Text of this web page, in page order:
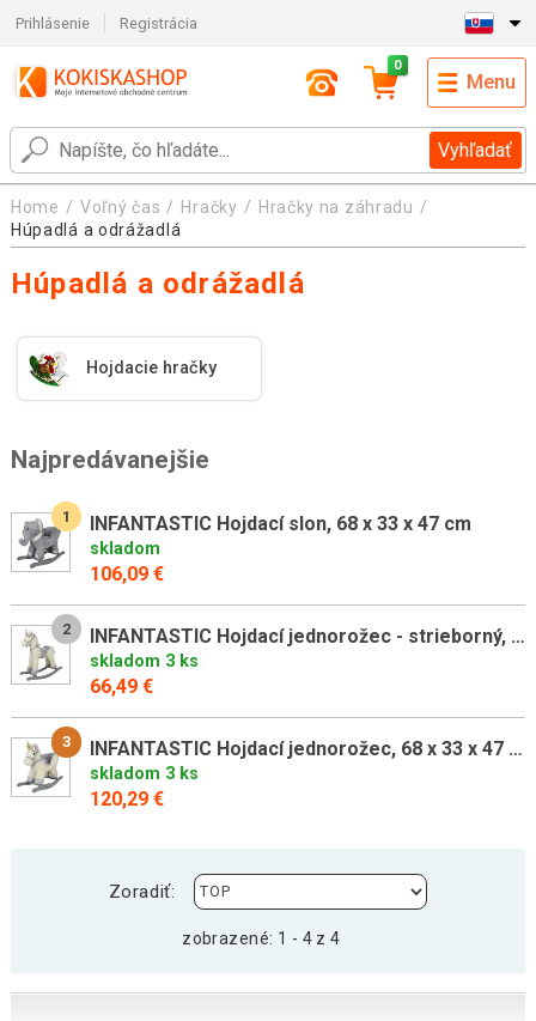
Prihlásenie Registrácia
Vyhľadať
0
Menu
Home Voľný čas Hračky
Hračky na záhradu
Húpadlá a odrážadlá
Húpadlá a odrážadlá
Hojdacie hračky
Najpredávanejšie
1 INFANTASTIC Hojdací slon, 68 x 33 x 47 cm
skladom
106,09 €
2 INFANTASTIC Hojdací jednorožec - strieborný, 74 x 30 x 76 cm
skladom 3 ks
66,49 €
3 INFANTASTIC Hojdací jednorožec, 68 x 33 x 47 cm
skladom 3 ks
120,29 €
Zoradiť:
zobrazené: 1 - 4 z 4